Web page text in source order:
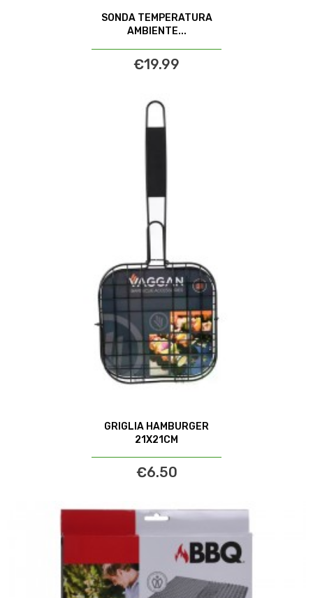
SONDA TEMPERATURA
AMBIENTE...
€19.99
GRIGLIA HAMBURGER
21X21CM
€6.50